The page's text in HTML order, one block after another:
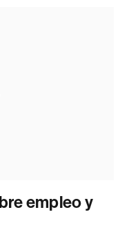
empleo y